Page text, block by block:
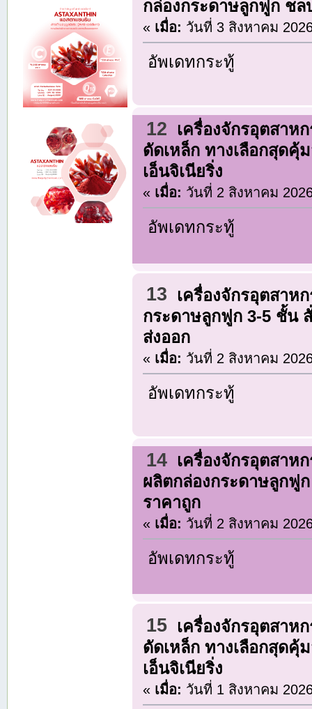
กล่องกระดาษลูกฟูก ชล
« เมื่อ: วันที่ 3 สิงหาคม
อัพเดทกระทู้
12
เครื่องจักรอุตสาห
ดัดเหล็ก ทางเลือกสุดคุ้
เอ็นจิเนียริ่ง
« เมื่อ: วันที่ 2 สิงหาคม
อัพเดทกระทู้
13
เครื่องจักรอุตสาห
กระดาษลูกฟูก 3-5 ชั้น
ส่งออก
« เมื่อ: วันที่ 2 สิงหาคม
อัพเดทกระทู้
14
เครื่องจักรอุตสาห
ผลิตกล่องกระดาษลูกฟู
ราคาถูก
« เมื่อ: วันที่ 2 สิงหาคม
อัพเดทกระทู้
15
เครื่องจักรอุตสาห
ดัดเหล็ก ทางเลือกสุดคุ้
เอ็นจิเนียริ่ง
« เมื่อ: วันที่ 1 สิงหาคม